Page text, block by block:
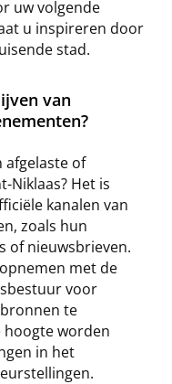
uw volgende
u inspireren door
stad.
van
afgelaste of
Niklaas? Het is
kanalen van
zoals hun
of nieuwsbrieven.
met de
voor
te
hoogte worden
in het